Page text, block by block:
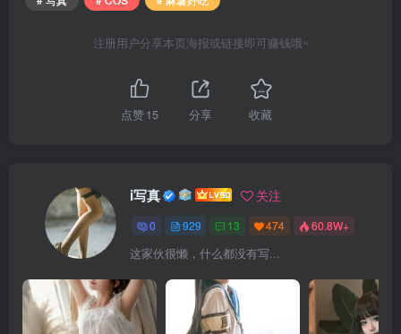
注册用户分享本页海报或链接即可赚钱哦~
点赞15 分享 收藏
i写真 关注
0 929 13 474 60.8W+
这家伙很懒，什么都没有写...